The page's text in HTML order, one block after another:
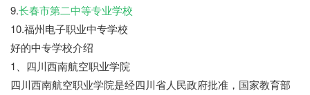
9.长春市第二中等专业学校
10.福州电子职业中专学校
好的中专学校介绍
1、四川西南航空职业学院
四川西南航空职业学院是经四川省人民政府批准，国家教育部